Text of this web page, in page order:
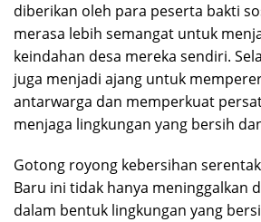
diberikan oleh para peserta bakti
merasa lebih semangat untuk
keindahan desa mereka sendiri.
juga menjadi ajang untuk
antarwarga dan memperkuat
menjaga lingkungan yang bersih
Gotong royong kebersihan
Baru ini tidak hanya meninggalkan
dalam bentuk lingkungan yang